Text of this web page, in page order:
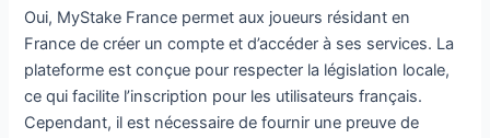
Oui, MyStake France permet aux joueurs résidant en
France de créer un compte et d’accéder à ses services. La
plateforme est conçue pour respecter la législation locale,
ce qui facilite l’inscription pour les utilisateurs français.
Cependant, il est nécessaire de fournir une preuve de